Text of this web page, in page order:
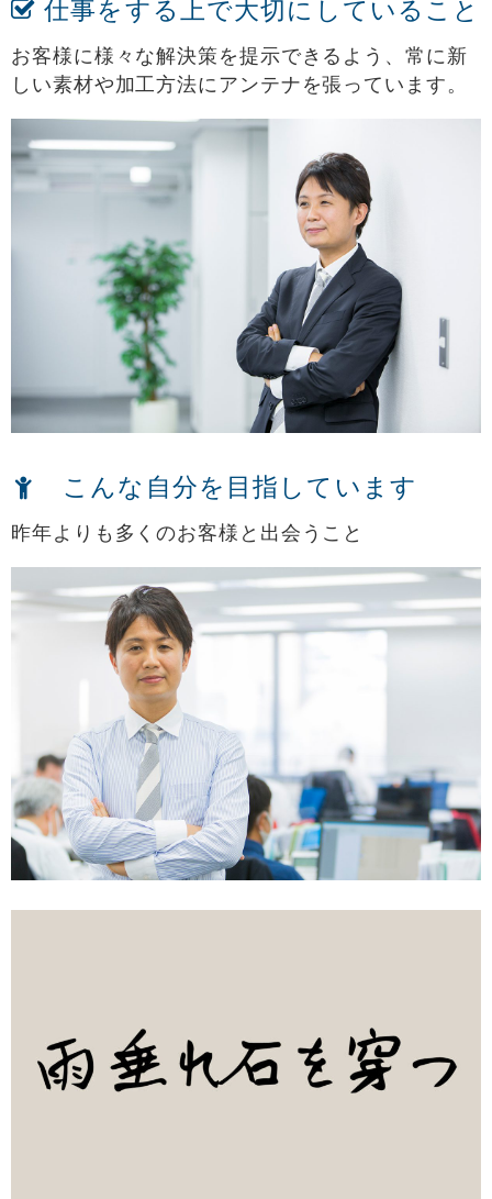
仕事をする上で大切にしていること
お客様に様々な解決策を提示できるよう、常に新
しい素材や加工方法にアンテナを張っています。
こんな自分を目指しています
昨年よりも多くのお客様と出会うこと